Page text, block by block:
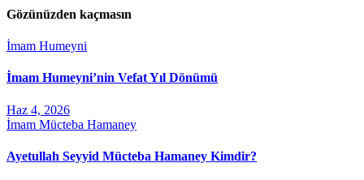
Gözünüzden kaçmasın
İmam Humeyni
İmam Humeyni’nin Vefat Yıl Dönümü
Haz 4, 2026
İmam Mücteba Hamaney
Ayetullah Seyyid Mücteba Hamaney Kimdir?